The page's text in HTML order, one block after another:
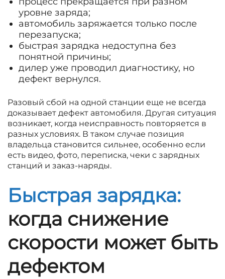
уровне заряда;
автомобиль заряжается только после
перезапуска;
быстрая зарядка недоступна без
понятной причины;
дилер уже проводил диагностику, но
дефект вернулся.
Разовый сбой на одной станции еще не всегда
доказывает дефект автомобиля. Другая ситуация
возникает, когда неисправность повторяется в
разных условиях. В таком случае позиция
владельца становится сильнее, особенно если
есть видео, фото, переписка, чеки с зарядных
станций и заказ-наряды.
Быстрая зарядка:
когда снижение
скорости может быть
дефектом